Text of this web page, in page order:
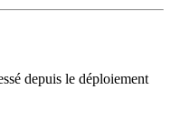
depuis le déploiement